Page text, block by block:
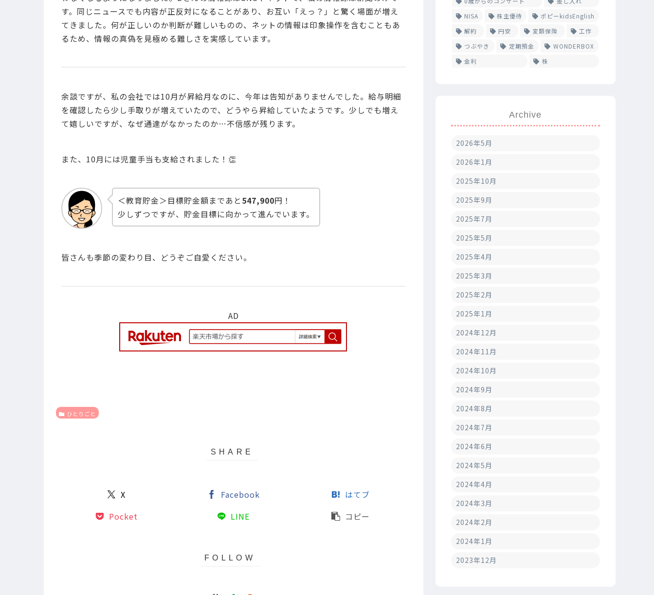
す。同じニュースでも内容が正反対になることがあり、お互い「えっ？」と驚く場面が増え
てきました。何が正しいのか判断が難しいものの、ネットの情報は印象操作を含むこともあ
るため、情報の真偽を見極める難しさを実感しています。
余談ですが、私の会社では10月が昇給月なのに、今年は告知がありませんでした。給与明細
を確認したら少し手取りが増えていたので、どうやら昇給していたようです。少しでも増え
て嬉しいですが、なぜ通達がなかったのか…不信感が残ります。
また、10月には児童手当も支給されました！👏
＜教育貯金＞目標貯金額まであと 547,900円！
少しずつですが、貯金目標に向かって進んでいます。
皆さんも季節の変わり目、どうぞご自愛ください。
AD
ひとりごと
X Facebook
はてブ
Pocket
LINE コピー
NISA
株主優待
ポピーkidsEnglish
解約
円安 変額保険
工作
つぶやき
定期預金
WONDERBOX
金利
株
Archive
2026年5月
2026年1月
2025年10月
2025年9月
2025年7月
2025年5月
2025年4月
2025年3月
2025年2月
2025年1月
2024年12月
2024年11月
2024年10月
2024年9月
2024年8月
2024年7月
2024年6月
2024年5月
2024年4月
2024年3月
2024年2月
2024年1月
2023年12月